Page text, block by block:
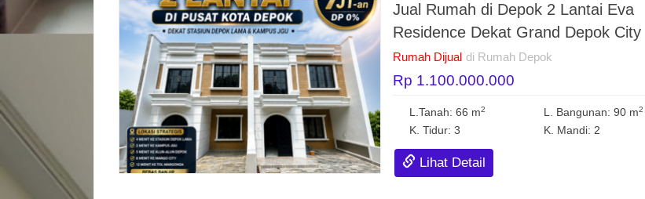
Jual Rumah di Depok 2 Lantai Eva
Residence Dekat Grand Depok City
Rumah Dijual di Rumah Depok
Rp 1.100.000.000
L.Tanah: 66 m2 L. Bangunan: 90 m2
K. Tidur: 3 K. Mandi: 2
Lihat Detail